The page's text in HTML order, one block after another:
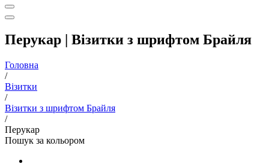
Перукар | Візитки з шрифтом Брайля
Головна
/
Візитки
/
Візитки з шрифтом Брайля
/
Перукар
Пошук за кольором